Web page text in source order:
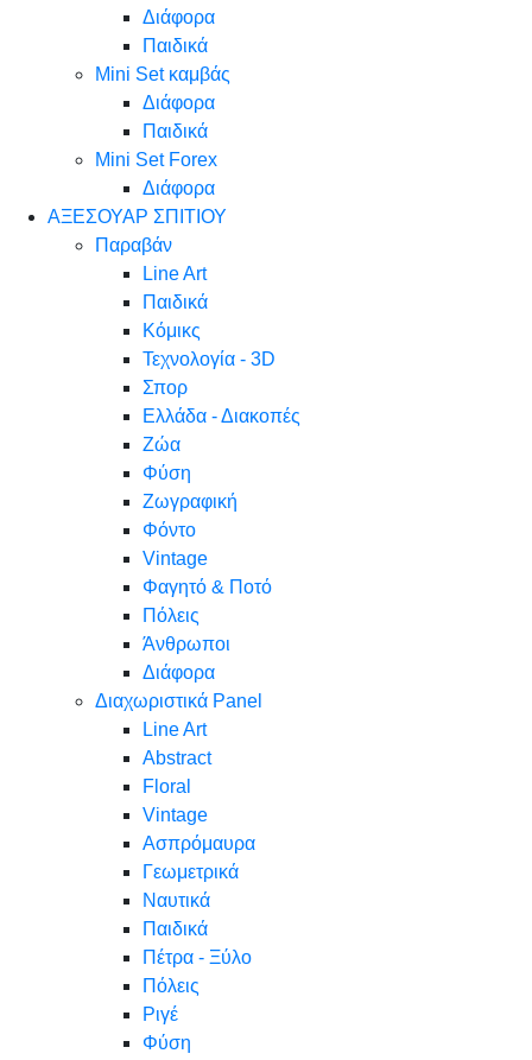
Διάφορα
Παιδικά
Mini Set καμβάς
Διάφορα
Παιδικά
Mini Set Forex
Διάφορα
ΑΞΕΣΟΥΑΡ ΣΠΙΤΙΟΥ
Παραβάν
Line Art
Παιδικά
Κόμικς
Τεχνολογία - 3D
Σπορ
Ελλάδα - Διακοπές
Ζώα
Φύση
Ζωγραφική
Φόντο
Vintage
Φαγητό & Ποτό
Πόλεις
Άνθρωποι
Διάφορα
Διαχωριστικά Panel
Line Art
Abstract
Floral
Vintage
Ασπρόμαυρα
Γεωμετρικά
Ναυτικά
Παιδικά
Πέτρα - Ξύλο
Πόλεις
Ριγέ
Φύση